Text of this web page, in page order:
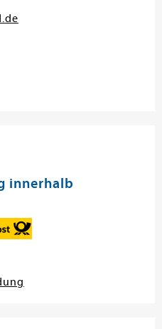
innerhalb